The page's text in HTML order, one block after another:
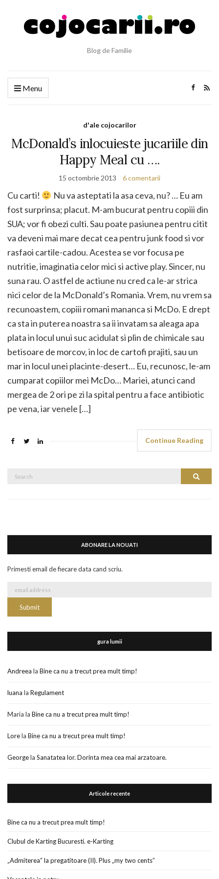
Blog de Familie
Menu
d'ale cojocarilor
McDonald’s inlocuieste jucariile din
Happy Meal cu ….
15 octombrie 2013 6 comentarii
Cu carti!
Nu va asteptati la asa ceva, nu? … Eu am
fost surprinsa; placut. M-am bucurat pentru copiii din
SUA; vor fi obezi culti. Sau poate pasiunea pentru citit
va deveni mai mare decat cea pentru junk food si vor
rasfaoi cartile-cadou. Acestea se vor focusa pe
nutritie, imaginatia celor mici si active play. Sincer, nu
suna rau. O astfel de actiune nu cred ca le-ar strica
nici celor de la McDonald’s Romania. Vrem, nu vrem sa
recunoastem, copiii romani mananca si McDo. E drept
ca sta in puterea noastra sa ii invatam sa aleaga apa
plata in locul unui suc acidulat si plin de chimicale sau
betisoare de morcov, in loc de cartofi prajiti, sau un
mar in locul unei placinte-desert… Eu, recunosc, le-am
cumparat copiilor mei McDo… Mariei, atunci cand
mergea de 2 ori pe zi la spital pentru a face antibiotic
pe vena, iar venele […]
Continue Reading
Search
ABONARE LA NOUATI
Primesti email de fiecare data cand scriu.
gura lumii
Andreea la Bine ca nu a trecut prea mult timp!
luana la Regulament
Maria la Bine ca nu a trecut prea mult timp!
Lorela Bine ca nu a trecut prea mult timp!
Georgela Sanatatea lor. Dorinta mea cea mai arzatoare.
Articole recente
Bine ca nu a trecut prea mult timp!
Clubul de Karting Bucuresti. e-Karting
„Admiterea” la pregatitoare (II). Plus „my two cents”